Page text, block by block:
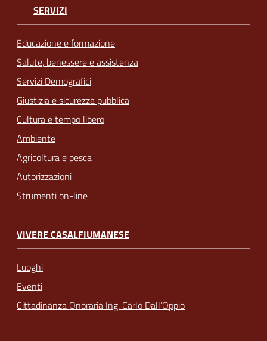
SERVIZI
Educazione e formazione
Salute, benessere e assistenza
Servizi Demografici
Giustizia e sicurezza pubblica
Cultura e tempo libero
Ambiente
Agricoltura e pesca
Autorizzazioni
Strumenti on-line
VIVERE CASALFIUMANESE
Luoghi
Eventi
Cittadinanza Onoraria Ing. Carlo Dall’Oppio